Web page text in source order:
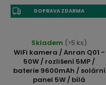
DOPRAVA ZDARMA
WiFi kamera / Anran Q01 -
50W / rozlišení 5MP /
baterie 9600mAh / solární
panel 5W / bílá
Skladem (>5 ks)